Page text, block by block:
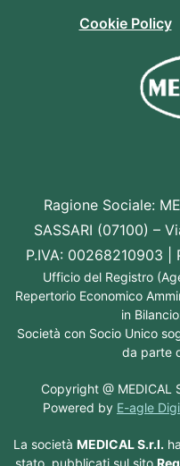
Cookie Policy
Ragione Sociale:
SASSARI (07100) –
P.IVA: 00268210903 |
Ufficio del Registro
Repertorio Economico
in
Società con Socio Unico
da parte
Copyright @ MEDICAL
Powered by E-agle
La società MEDICAL S.r.l.